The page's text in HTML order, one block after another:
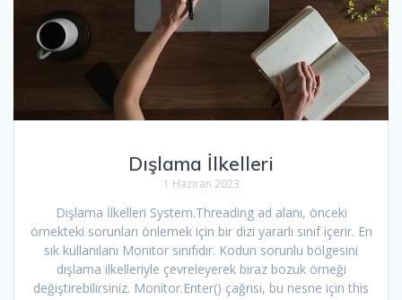
Dışlama İlkelleri
1 Haziran 2023
Dışlama İlkelleri System.Threading ad alanı, önceki
örnekteki sorunları önlemek için bir dizi yararlı sınıf içerir. En
sık kullanılanı Monitor sınıfıdır. Kodun sorunlu bölgesini
dışlama ilkelleriyle çevreleyerek biraz bozuk örneği
değiştirebilirsiniz. Monitor.Enter() çağrısı, bu nesne için this